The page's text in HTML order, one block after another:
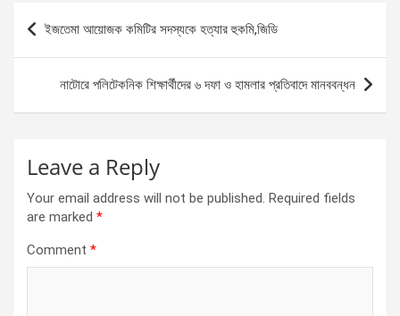
o
o
k
g
er
s
A
p
p
Post
navigation
ইজতেমা আয়োজক কমিটির সদস্যকে হত্যার হুকমি,জিডি
নাটোরে পলিটেকনিক শিক্ষার্থীদের ৬ দফা ও হামলার প্রতিবাদে মানববন্ধন
Leave a Reply
Your email address will not be published. Required fields
are marked *
Comment *